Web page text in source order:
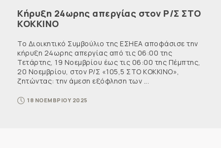
Κήρυξη 24ωρης απεργίας στον Ρ/Σ ΣΤΟ
ΚΟΚΚΙΝΟ
Το Διοικητικό Συμβούλιο της ΕΣΗΕΑ αποφάσισε την
κήρυξη 24ωρης απεργίας από τις 06:00 της
Τετάρτης, 19 Νοεμβρίου έως τις 06:00 της Πέμπτης,
20 Νοεμβρίου, στον Ρ/Σ «105,5 ΣΤΟ ΚΟΚΚΙΝΟ»,
ζητώντας: την άμεση εξόφληση των ...
18 ΝΟΕΜΒΡΙΟΥ 2025